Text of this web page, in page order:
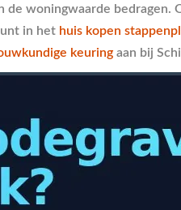
woningwaarde bedragen.
in het huis kopen
keuring aan bij